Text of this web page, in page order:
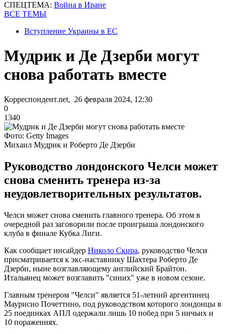
СПЕЦТЕМА: Война в Иране
ВСЕ ТЕМЫ
Вступление Украины в ЕС
Мудрик и Де Дзерби могут
снова работать вместе
Корреспондент.net, 26 февраля 2024, 12:30
0
1340
Фото: Getty Images
Михаил Мудрик и Роберто Де Дзерби
Руководство лондонского Челси может
снова сменить тренера из-за
неудовлетворительных результатов.
Челси может снова сменить главного тренера. Об этом в
очередной раз заговорили после проигрыша лондонского
клуба в финале Кубка Лиги.
Как сообщает инсайдер Николо Скира, руководство Челси
присматривается к экс-наставнику Шахтера Роберто Де
Дзерби, ныне возглавляющему английский Брайтон.
Итальянец может возглавить "синих" уже в новом сезоне.
Главным тренером "Челси" является 51-летний аргентинец
Маурисио Почеттино, под руководством которого лондонцы в
25 поединках АПЛ одержали лишь 10 побед при 5 ничьих и
10 поражениях.